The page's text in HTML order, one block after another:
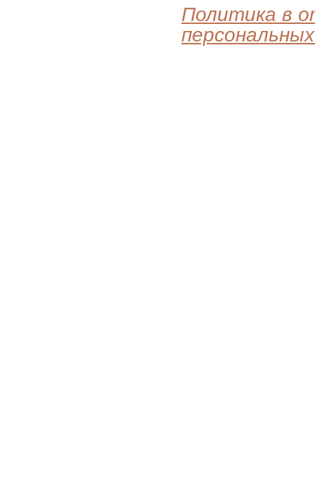
Политика в